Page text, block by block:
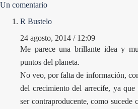
Un comentario
R Bustelo
24 agosto, 2014 / 12:09
Me parece una brillante idea y
puntos del planeta.
No veo, por falta de información,
del crecimiento del arrecife, ya que
ser contraproducente, como sucede